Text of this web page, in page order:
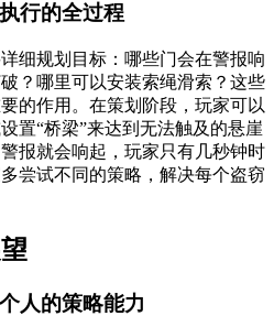
行的全过程
细规划目标：哪些门会在警报响
？哪里可以安装索绳滑索？这些
的作用。在策划阶段，玩家可以
置“桥梁”来达到无法触及的悬崖
报就会响起，玩家只有几秒钟时
尝试不同的策略，解决每个盗窃
人的策略能力